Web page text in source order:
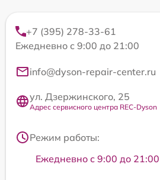
+7 (395) 278-33-61
Ежедневно с 9:00 до 21:00
info@dyson-repair-center.ru
ул. Дзержинского, 25
Адрес сервисного центра REC-Dyson
Режим работы:
Ежедневно с 9:00 до 21:00